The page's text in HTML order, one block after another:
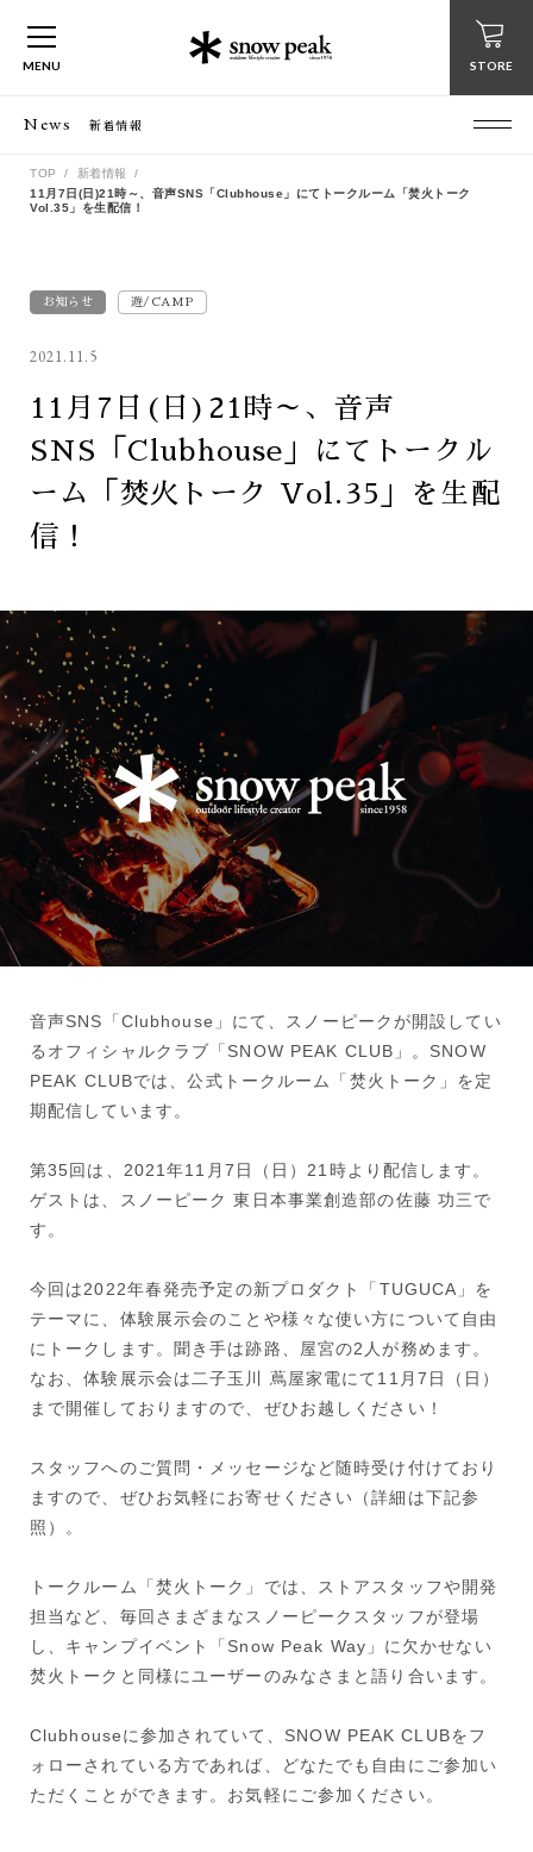
MENU STORE
News 新着情報
TOP
新着情報
11月7日(日)21時～、音声SNS「Clubhouse」にてトークルーム「焚火トーク
Vol.35」を生配信！
お知らせ 遊/CAMP
2021.11.5
11月7日(日)21時～、音声
SNS「Clubhouse」にてトークル
ーム「焚火トーク Vol.35」を生配
信！
音声SNS「Clubhouse」にて、スノーピークが開設してい
るオフィシャルクラブ「SNOW PEAK CLUB」。SNOW
PEAK CLUBでは、公式トークルーム「焚火トーク」を定
期配信しています。
第35回は、2021年11月7日（日）21時より配信します。
ゲストは、スノーピーク 東日本事業創造部の佐藤 功三で
す。
今回は2022年春発売予定の新プロダクト「TUGUCA」を
テーマに、体験展示会のことや様々な使い方について自由
にトークします。聞き手は跡路、屋宮の2人が務めます。
なお、体験展示会は二子玉川 蔦屋家電にて11月7日（日）
まで開催しておりますので、ぜひお越しください！
スタッフへのご質問・メッセージなど随時受け付けており
ますので、ぜひお気軽にお寄せください（詳細は下記参
照）。
トークルーム「焚火トーク」では、ストアスタッフや開発
担当など、毎回さまざまなスノーピークスタッフが登場
し、キャンプイベント「Snow Peak Way」に欠かせない
焚火トークと同様にユーザーのみなさまと語り合います。
Clubhouseに参加されていて、SNOW PEAK CLUBをフ
ォローされている方であれば、どなたでも自由にご参加い
ただくことができます。お気軽にご参加ください。